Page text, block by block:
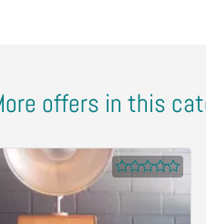
offers in this